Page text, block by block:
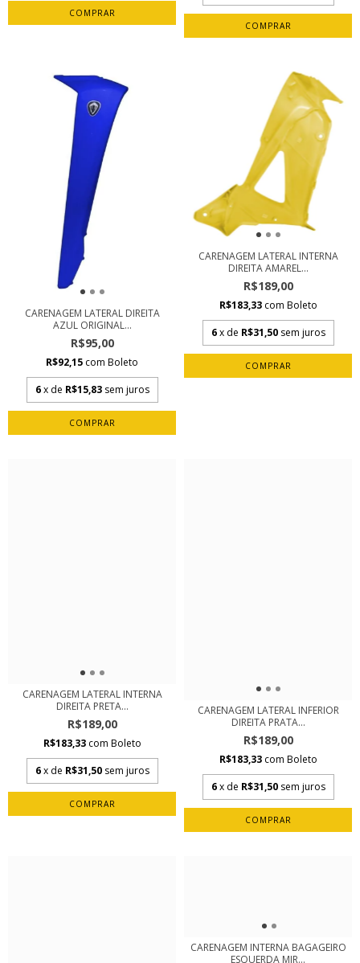
CARENAGEM LATERAL DIREITA
AZUL ORIGINAL...
R$95,00
R$92,15 com Boleto
6 x de R$15,83 sem juros
CARENAGEM LATERAL INTERNA
DIREITA AMAREL...
R$189,00
R$183,33 com Boleto
6 x de R$31,50 sem juros
CARENAGEM LATERAL INTERNA
DIREITA PRETA...
R$189,00
R$183,33 com Boleto
6 x de R$31,50 sem juros
CARENAGEM LATERAL INFERIOR
DIREITA PRATA...
R$189,00
R$183,33 com Boleto
6 x de R$31,50 sem juros
CARENAGEM INTERNA BAGAGEIRO
ESQUERDA MIR...